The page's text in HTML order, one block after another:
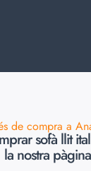
de compra a
sofà llit
la nostra